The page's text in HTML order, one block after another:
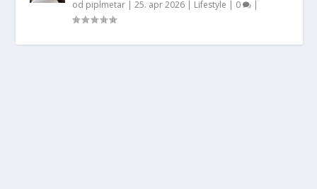
od piplmetar |25. apr 2026 | Lifestyle | 0 |